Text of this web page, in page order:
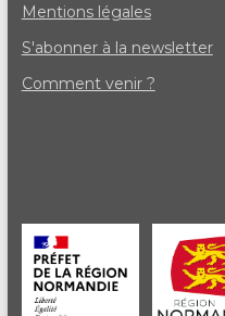
Mentions légales
S'abonner à la newsletter
Comment venir ?